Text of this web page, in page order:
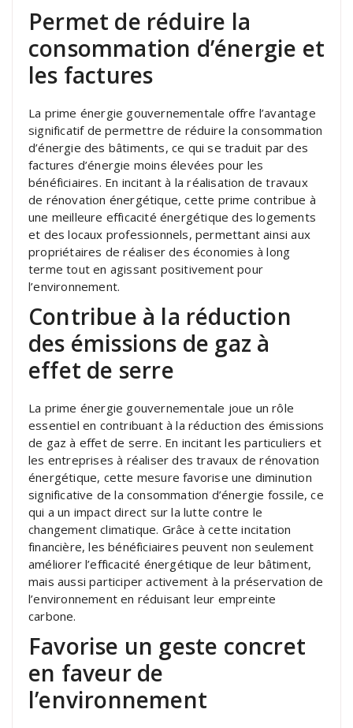
Permet de réduire la
consommation d’énergie et
les factures
La prime énergie gouvernementale offre l’avantage
significatif de permettre de réduire la consommation
d’énergie des bâtiments, ce qui se traduit par des
factures d’énergie moins élevées pour les
bénéficiaires. En incitant à la réalisation de travaux
de rénovation énergétique, cette prime contribue à
une meilleure efficacité énergétique des logements
et des locaux professionnels, permettant ainsi aux
propriétaires de réaliser des économies à long
terme tout en agissant positivement pour
l’environnement.
Contribue à la réduction
des émissions de gaz à
effet de serre
La prime énergie gouvernementale joue un rôle
essentiel en contribuant à la réduction des émissions
de gaz à effet de serre. En incitant les particuliers et
les entreprises à réaliser des travaux de rénovation
énergétique, cette mesure favorise une diminution
significative de la consommation d’énergie fossile, ce
qui a un impact direct sur la lutte contre le
changement climatique. Grâce à cette incitation
financière, les bénéficiaires peuvent non seulement
améliorer l’efficacité énergétique de leur bâtiment,
mais aussi participer activement à la préservation de
l’environnement en réduisant leur empreinte
carbone.
Favorise un geste concret
en faveur de
l’environnement